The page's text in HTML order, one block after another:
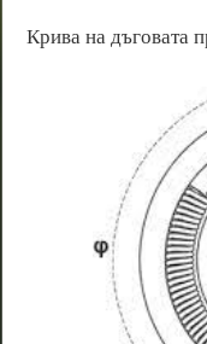
Крива на дъговата